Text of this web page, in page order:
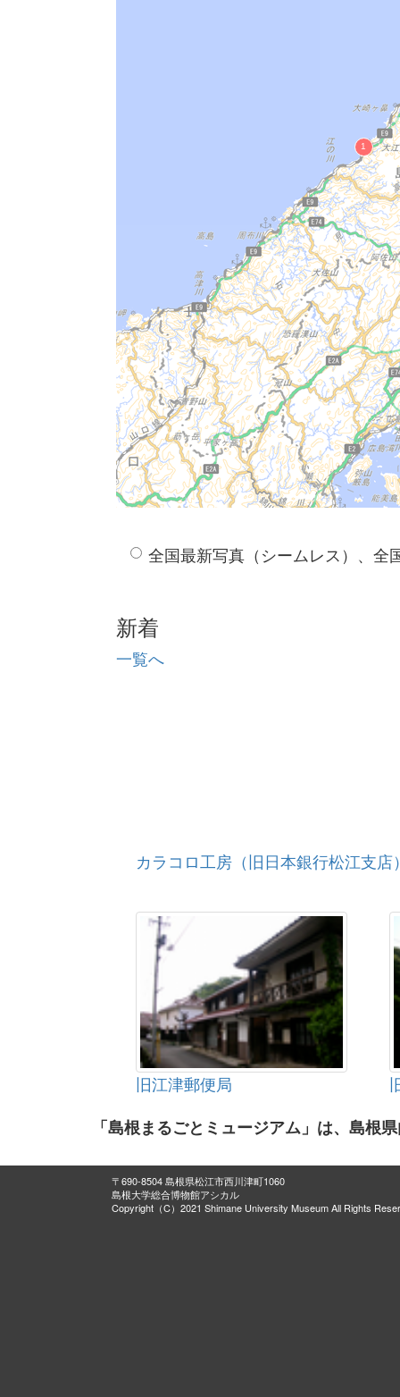
全国最新写真（シームレス）、全
新着
一覧へ
カラコロ工房（旧日本銀行松江支店
旧江津郵便局
「島根まるごとミュージアム」は、島根
〒690-8504 島根県松江市西川津町1060
島根大学総合博物館アシカル
Copyright（C）2021 Shimane University Museum All Rights